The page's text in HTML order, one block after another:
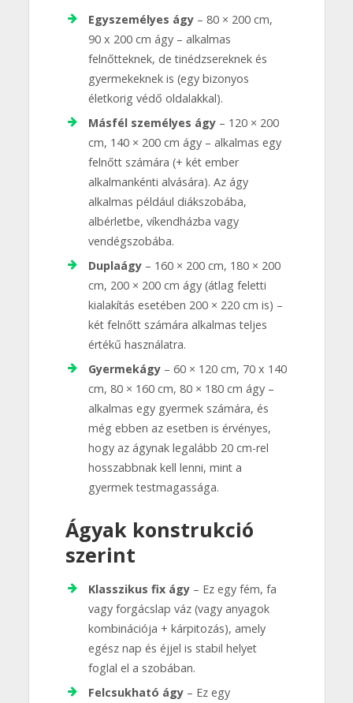
Egyszemélyes ágy– 80 × 200 cm,
90 x 200 cm ágy – alkalmas
felnőtteknek, de tinédzsereknek és
gyermekeknek is (egy bizonyos
életkorig védő oldalakkal).
Másfél személyes ágy– 120 × 200
cm, 140 × 200 cm ágy – alkalmas egy
felnőtt számára (+ két ember
alkalmankénti alvására). Az ágy
alkalmas például diákszobába,
albérletbe, víkendházba vagy
vendégszobába.
Duplaágy– 160 × 200 cm, 180 × 200
cm, 200 × 200 cm ágy (átlag feletti
kialakítás esetében 200 × 220 cm is) –
két felnőtt számára alkalmas teljes
értékű használatra.
Gyermekágy– 60 × 120 cm, 70 x 140
cm, 80 × 160 cm, 80 × 180 cm ágy –
alkalmas egy gyermek számára, és
még ebben az esetben is érvényes,
hogy az ágynak legalább 20 cm-rel
hosszabbnak kell lenni, mint a
gyermek testmagassága.
Ágyak konstrukció
szerint
Klasszikus fix ágy– Ez egy fém, fa
vagy forgácslap váz (vagy anyagok
kombinációja + kárpitozás), amely
egész nap és éjjel is stabil helyet
foglal el a szobában.
Felcsukható ágy– Ez egy